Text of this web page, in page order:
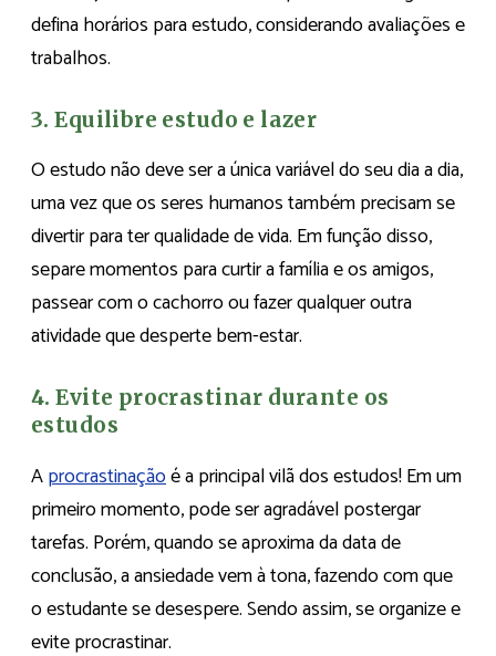
defina horários para estudo, considerando avaliações e
trabalhos.
3. Equilibre estudo e lazer
O estudo não deve ser a única variável do seu dia a dia,
uma vez que os seres humanos também precisam se
divertir para ter qualidade de vida. Em função disso,
separe momentos para curtir a família e os amigos,
passear com o cachorro ou fazer qualquer outra
atividade que desperte bem-estar.
4. Evite procrastinar durante os
estudos
Aprocrastinaçãoé a principal vilã dos estudos! Em um
primeiro momento, pode ser agradável postergar
tarefas. Porém, quando se aproxima da data de
conclusão, a ansiedade vem à tona, fazendo com que
o estudante se desespere. Sendo assim, se organize e
evite procrastinar.